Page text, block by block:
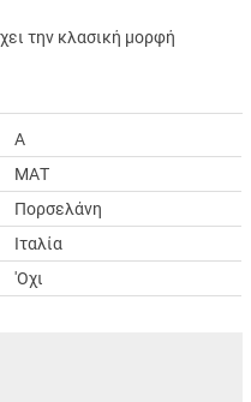
την κλασική μορφή
A
ΜΑΤ
Πορσελάνη
Ιταλία
'Οχι